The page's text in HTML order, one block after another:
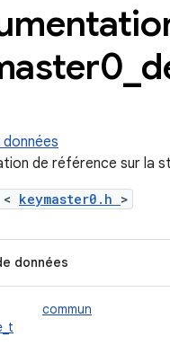
de référence sur la
keymaster0.h >
données
commun